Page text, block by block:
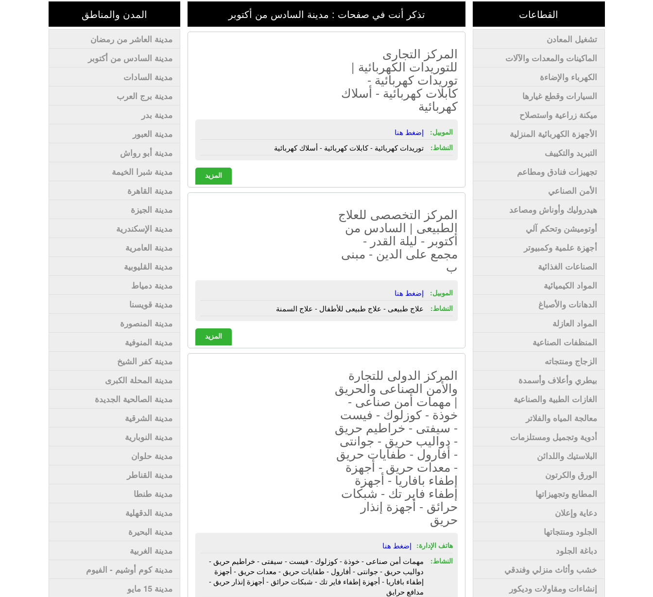
القطاعات
تشغيل المعادن
الماكينات والمعدات والآلات
الكهرباء والإضاءة
السيارات وقطع غيارها
ميكنة زراعية واستصلاح
الأجهزة الكهربائية المنزلية
التبريد والتكييف
تجهيزات فنادق ومطاعم
الأمن الصناعي
هيدروليك وأوناش ومصاعد
أوتوميشن وتحكم آلي
أجهزة علمية وكمبيوتر
الصناعات الغذائية
المواد الكيميائية
الدهانات والأصباغ
المواد العازلة
المنظفات الصناعية
الزجاج ومنتجاته
بيطري وأعلاف وأسمدة
الغازات الطبية والصناعية
معالجة المياه والفلاتر
أدوية وتجميل ومستلزمات
البلاستيك واللدائن
الورق والكرتون
المطابع وتجهيزاتها
دعاية وإعلان
الجلود ومنتجاتها
دباغة الجلود
خشب وأثاث منزلي وفندقي
إنشاءات ومقاولات وديكور
تذكر أنت في صفحات : مدينة السادس من أكتوبر
المركز التجارى
للتوريدات الكهربائية |
توريدات كهربائية -
كابلات كهربائية - أسلاك
كهربائية
الموبيل: إضغط هنا
النشاط: توريدات كهربائية - كابلات كهربائية - أسلاك كهربائية
المزيد
المركز التخصصى للعلاج
الطبيعى | السادس من
أكتوبر - ليلة القدر -
مجمع على الدين - مبنى
ب
الموبيل: إضغط هنا
النشاط: علاج طبيعى - علاج طبيعى للأطفال - علاج السمنة
المزيد
المركز الدولى للتجارة
والأمن الصناعى والحريق
| مهمات أمن صناعى -
خوذة - كوزلوك - فيست
- سيفتى - خراطيم حريق
- دواليب حريق - جوانتى
- أفارول - طفايات حريق
- معدات حريق - أجهزة
إطفاء بافاريا - أجهزة
إطفاء فاير تك - شبكات
حرائق - أجهزة إنذار
حريق
هاتف الإدارة: إضغط هنا
النشاط:
مهمات أمن صناعى - خوذة - كوزلوك - فيست - سيفتى - خراطيم حريق -
دواليب حريق - جوانتى - أفارول - طفايات حريق - معدات حريق - أجهزة
إطفاء بافاريا - أجهزة إطفاء فاير تك - شبكات حرائق - أجهزة إنذار حريق -
مدافع حرايق
المدن والمناطق
مدينة العاشر من رمضان
مدينة السادس من أكتوبر
مدينة السادات
مدينة برج العرب
مدينة بدر
مدينة العبور
مدينة أبو رواش
مدينة شبرا الخيمة
مدينة القاهرة
مدينة الجيزة
مدينة الإسكندرية
مدينة العامرية
مدينة القليوبية
مدينة دمياط
مدينة قويسنا
مدينة المنصورة
مدينة المنوفية
مدينة كفر الشيخ
مدينة المحلة الكبرى
مدينة الصالحية الجديدة
مدينة الشرقية
مدينة النوبارية
مدينة حلوان
مدينة القناطر
مدينة طنطا
مدينة الدقهلية
مدينة البحيرة
مدينة الغربية
مدينة كوم أوشيم - الفيوم
مدينة 15 مايو